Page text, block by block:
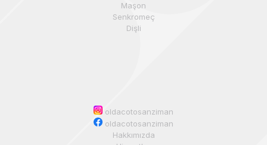
Maşon
Senkromeç
Dişli
oldacotosanziman
oldacotosanziman
Hakkımızda